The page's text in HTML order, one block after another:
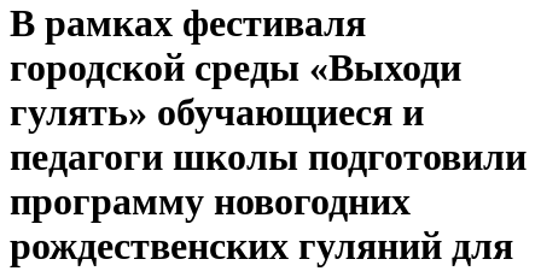
В рамках фестиваля
городской среды «Выходи
гулять» обучающиеся и
педагоги школы подготовили
программу новогодних
рождественских гуляний для